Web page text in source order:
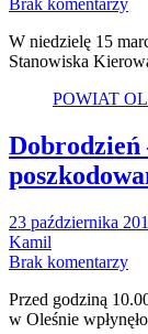
Brak komentarzy
W niedzielę 15
Stanowiska
POWIAT
23 października
Kamil
Brak komentarzy
Przed godziną
w Oleśnie